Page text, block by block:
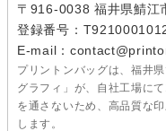
〒916-0038 福井県鯖江
登録番号：
E-mail：
プリントンバッグは、福井
グラフィ」が、自社工場に
を通さないため、高品質な
します。